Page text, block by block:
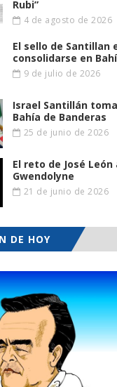
Rubi”
4 de agosto de 2026
El sello de Santillan
consolidarse en
9 de julio de 2026
Israel Santillán
Bahía de Banderas
25 de junio de 2026
El reto de José
Gwendolyne
21 de junio de 2026
DE HOY